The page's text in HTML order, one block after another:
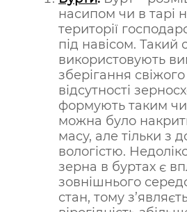
насипом чи в тарі
території
під навісом. Такий
використовують
зберігання
відсутності
формують таким
можна було
масу, але тільки з
вологістю.
зерна в буртах є
зовнішнього
стан, тому